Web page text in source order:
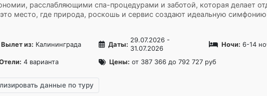
расслабляющими спа-процедурами и заботой, которая делает
место, где природа, роскошь и сервис создают идеальную
Вылет из: Калининграда Даты:
29.07.2026 -
31.07.2026
Ночи: 6-14
4 варианта Цены: от 387 366 до 792 727 руб
данные по туру